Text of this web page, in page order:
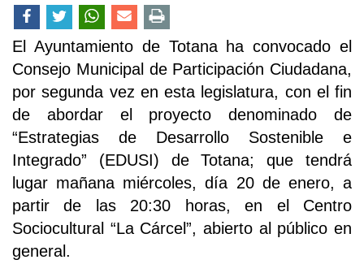
El Ayuntamiento de Totana ha convocado el
Consejo Municipal de Participación Ciudadana,
por segunda vez en esta legislatura, con el fin
de abordar el proyecto denominado de
“Estrategias de Desarrollo Sostenible e
Integrado” (EDUSI) de Totana; que tendrá
lugar mañana miércoles, día 20 de enero, a
partir de las 20:30 horas, en el Centro
Sociocultural “La Cárcel”, abierto al público en
general.